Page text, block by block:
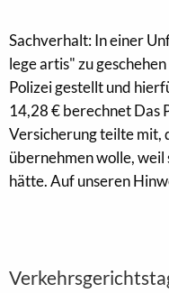
Sachverhalt: In einer
lege artis" zu
Polizei gestellt und
14,28 € berechnet Das
Versicherung teilte mit,
übernehmen wolle,
hätte. Auf unseren